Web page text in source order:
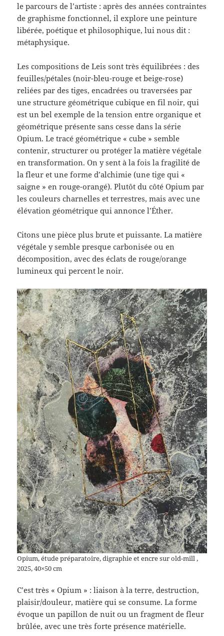
le parcours de l’artiste : après des années contraintes
de graphisme fonctionnel, il explore une peinture
libérée, poétique et philosophique, lui nous dit :
métaphysique.
Les compositions de Leis sont très équilibrées : des
feuilles/pétales (noir-bleu-rouge et beige-rose)
reliées par des tiges, encadrées ou traversées par
une structure géométrique cubique en fil noir, qui
est un bel exemple de la tension entre organique et
géométrique présente sans cesse dans la série
Opium. Le tracé géométrique « cube » semble
contenir, structurer ou protéger la matière végétale
en transformation. On y sent à la fois la fragilité de
la fleur et une forme d’alchimie (une tige qui «
saigne » en rouge-orangé). Plutôt du côté Opium par
les couleurs charnelles et terrestres, mais avec une
élévation géométrique qui annonce l’Éther.
Citons une pièce plus brute et puissante. La matière
végétale y semble presque carbonisée ou en
décomposition, avec des éclats de rouge/orange
lumineux qui percent le noir.
Opium, étude préparatoire, digraphie et encre sur old-mill ,
2025, 40×50 cm
C’est très « Opium » : liaison à la terre, destruction,
plaisir/douleur, matière qui se consume. La forme
évoque un papillon de nuit ou un fragment de fleur
brûlée, avec une très forte présence matérielle.